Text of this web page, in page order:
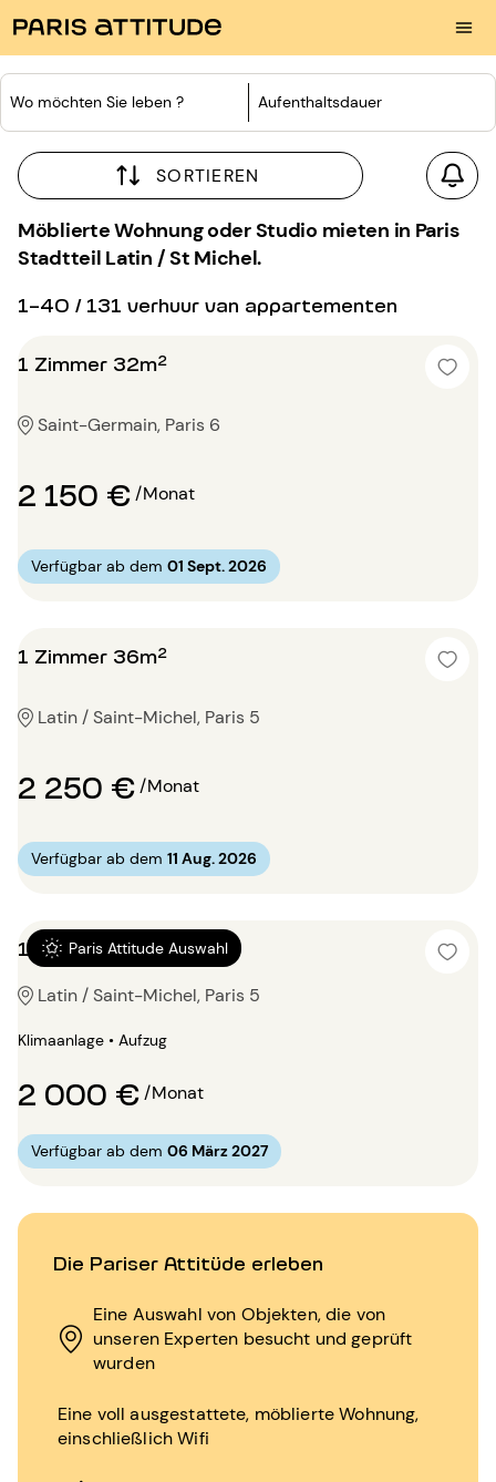
Wo möchten Sie leben ? Aufenthaltsdauer
SORTIEREN
Möblierte Wohnung oder Studio mieten in Paris
Stadtteil Latin / St Michel.
1-40 / 131 verhuur van appartementen
Die Pariser Attitüde erleben
Eine Auswahl von Objekten, die von
unseren Experten besucht und geprüft
wurden
Eine voll ausgestattete, möblierte Wohnung,
einschließlich Wifi
1 Zimmer 32m²
Saint-Germain, Paris 6
2 150 €/Monat
Verfügbar ab dem 01 Sept. 2026
1 Zimmer 36m²
Latin / Saint-Michel, Paris 5
2 250 €/Monat
Verfügbar ab dem 11 Aug. 2026
Paris Attitude Auswahl
1 Zimmer 38m²
Latin / Saint-Michel, Paris 5
Klimaanlage • Aufzug
2 000 €/Monat
Verfügbar ab dem 06 März 2027